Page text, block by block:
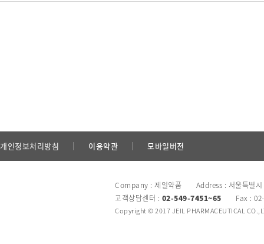
개인정보처리방침 이용약관 모바일버전
Company : 제일약품 Address : 서울특별시
고객상담센터 : 02-549-7451~65 Fax :
Copyright © 2017 JEIL PHARMACEUTICAL